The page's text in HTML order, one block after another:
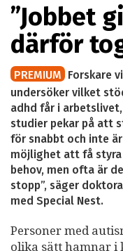
”Jobbet
därför
PREMIUM Forskare
undersöker vilket
adhd får i
studier pekar på att
för snabbt och inte
möjlighet att få
behov, men ofta är
stopp”, säger
med Special Nest.
Personer med
olika sätt hamnar i